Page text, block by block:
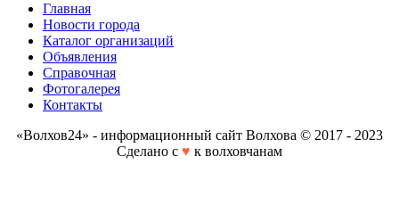
Главная
Новости города
Каталог организаций
Объявления
Справочная
Фотогалерея
Контакты
«Волхов24» - информационный сайт Волхова © 2017 - 2023
Сделано с ♥ к волховчанам